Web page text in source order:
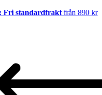
Fri standardfrakt från 890 kr